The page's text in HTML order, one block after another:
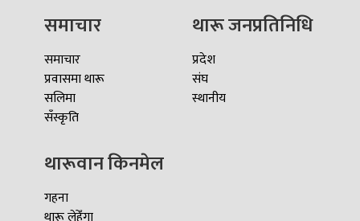
समाचार
समाचार
प्रवासमा थारू
सलिमा
सँस्कृति
थारू जनप्रतिनिधि
प्रदेश
संघ
स्थानीय
थारूवान किनमेल
गहना